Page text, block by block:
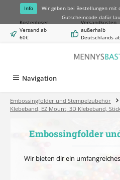
springen
Info Wir geben bei Bestellungen mit
Gutscheincode dafür
Kostenloser
Versand ab
60€
Versandkosten
außerhalb
Deutschlands
Navigation
Embossingfolder und Stempelzubehör
Klebeband, EZ Mount, 3D Klebeband,
Embossingfolder
Wir bieten dir ein